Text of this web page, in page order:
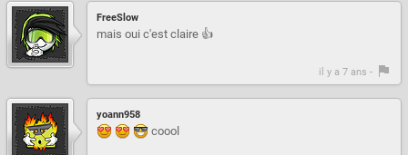
FreeSlow
mais oui c'est claire 👍
il y a 7 ans -
yoann958
coool